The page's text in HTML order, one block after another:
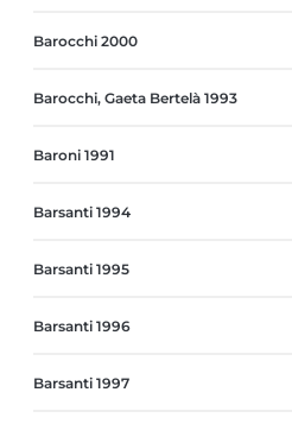
Barocchi 2000
Barocchi, Gaeta Bertelà 1993
Baroni 1991
Barsanti 1994
Barsanti 1995
Barsanti 1996
Barsanti 1997